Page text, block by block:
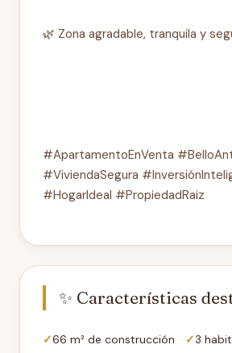
🌿 Zona agradable, tranquila y
#ApartamentoEnVenta
#ViviendaSegura
#HogarIdeal #PropiedadRaiz
✨ Características
66 m² de construcción 3